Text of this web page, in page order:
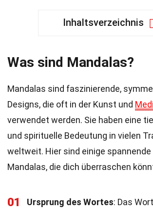
Inhaltsverzeichnis
Was sind Mandalas?
Mandalas sind faszinierende,
Designs, die oft in der Kunst und
verwendet werden. Sie haben eine
und spirituelle Bedeutung in vielen
weltweit. Hier sind einige spannende
Mandalas, die dich überraschen
01 Ursprung des Wortes: Das